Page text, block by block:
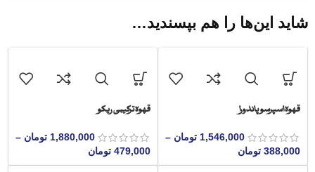
شاید این‌ها را هم بپسندید…
قهوه اسپرسو پاندورا
1,546,000 تومان –
388,000 تومان
قهوه ترکیبی ریکو
1,880,000 تومان –
479,000 تومان